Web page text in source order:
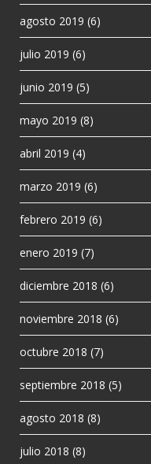
agosto 2019 (6)
julio 2019 (6)
junio 2019 (5)
mayo 2019 (8)
abril 2019 (4)
marzo 2019 (6)
febrero 2019 (6)
enero 2019 (7)
diciembre 2018 (6)
noviembre 2018 (6)
octubre 2018 (7)
septiembre 2018 (5)
agosto 2018 (8)
julio 2018 (8)